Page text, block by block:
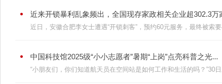
近来开锁暴利乱象频出，全国现存家政相关企业超302.3万
近日，安徽合肥李女士遭遇“开锁刺客”，预约60元服务，最终被索
中国科技馆2025级“小小志愿者”暑期“上岗”点亮科普之光...
“小朋友们，你们知道航天员在空间站是如何工作和生活的吗？”30